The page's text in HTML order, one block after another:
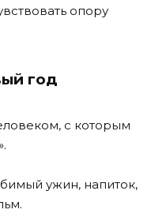
опору
год
с которым
ужин, напиток,